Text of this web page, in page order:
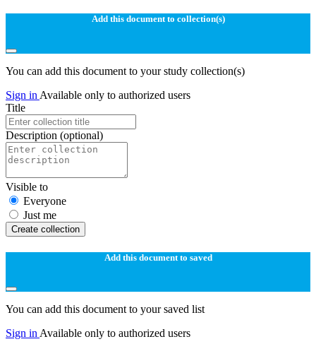
Add this document to collection(s)
You can add this document to your study collection(s)
Sign in Available only to authorized users
Title
Description (optional)
Visible to
Everyone
Just me
Create collection
Add this document to saved
You can add this document to your saved list
Sign in Available only to authorized users